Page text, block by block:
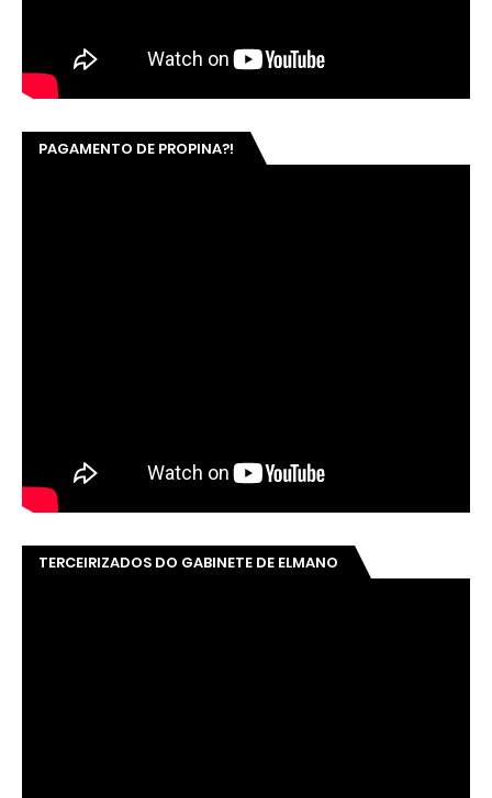
PAGAMENTO DE PROPINA?!
TERCEIRIZADOS DO GABINETE DE ELMANO